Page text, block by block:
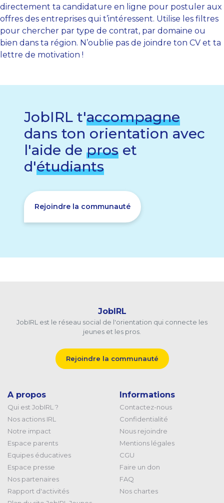
directement ta candidature en ligne pour postuler aux
offres des entreprises qui t’intéressent. Utilise les filtres
pour chercher par type de contrat, par domaine ou
bien dans ta région. N’oublie pas de joindre ton CV et ta
lettre de motivation !
JobIRL t'accompagne
dans ton orientation avec
l'aide de pros et
d'étudiants
Rejoindre la communauté
JobIRL
JobIRL est le réseau social de l'orientation qui connecte les
jeunes et les pros.
Rejoindre la communauté
A propos
Qui est JobIRL ?
Nos actions IRL
Notre impact
Espace parents
Equipes éducatives
Espace presse
Nos partenaires
Rapport d'activités
Informations
Contactez-nous
Confidentialité
Nous rejoindre
Mentions légales
CGU
Faire un don
FAQ
Nos chartes